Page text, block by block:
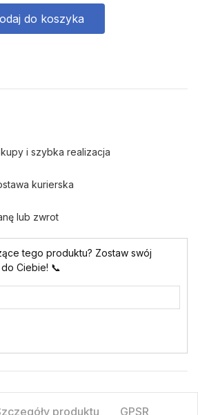
do koszyka
i szybka realizacja
kurierska
lub zwrot
tego produktu? Zostaw swój
Ciebie! 📞
produktu GPSR